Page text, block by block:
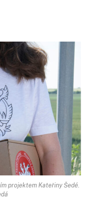
projektem Kateřiny Šedé.